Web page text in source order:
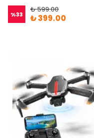
%33
₺ 599.00
₺ 399.00